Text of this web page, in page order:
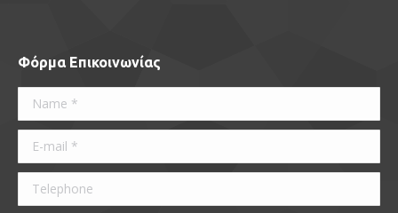
Φόρμα Επικοινωνίας
Name *
E-mail *
Telephone